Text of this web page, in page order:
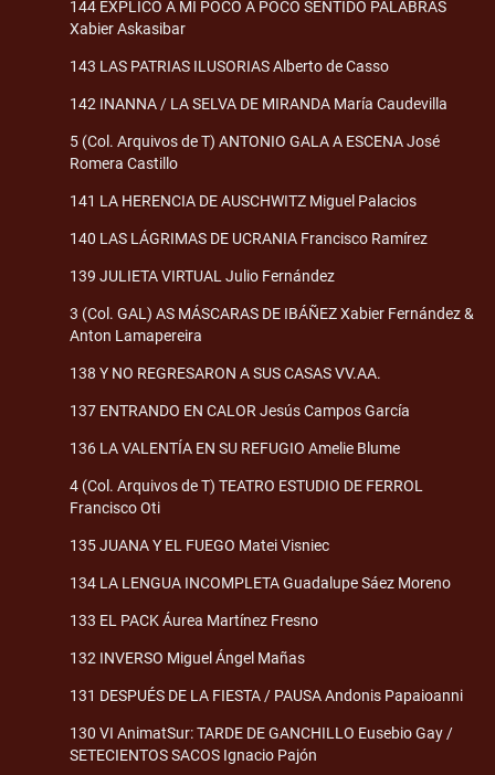
144 EXPLICO A MÍ POCO A POCO SENTIDO PALABRAS
Xabier Askasibar
143 LAS PATRIAS ILUSORIAS Alberto de Casso
142 INANNA / LA SELVA DE MIRANDA María Caudevilla
5 (Col. Arquivos de T) ANTONIO GALA A ESCENA José
Romera Castillo
141 LA HERENCIA DE AUSCHWITZ Miguel Palacios
140 LAS LÁGRIMAS DE UCRANIA Francisco Ramírez
139 JULIETA VIRTUAL Julio Fernández
3 (Col. GAL) AS MÁSCARAS DE IBÁÑEZ Xabier Fernández &
Anton Lamapereira
138 Y NO REGRESARON A SUS CASAS VV.AA.
137 ENTRANDO EN CALOR Jesús Campos García
136 LA VALENTÍA EN SU REFUGIO Amelie Blume
4 (Col. Arquivos de T) TEATRO ESTUDIO DE FERROL
Francisco Oti
135 JUANA Y EL FUEGO Matei Visniec
134 LA LENGUA INCOMPLETA Guadalupe Sáez Moreno
133 EL PACK Áurea Martínez Fresno
132 INVERSO Miguel Ángel Mañas
131 DESPUÉS DE LA FIESTA / PAUSA Andonis Papaioanni
130 VI AnimatSur: TARDE DE GANCHILLO Eusebio Gay /
SETECIENTOS SACOS Ignacio Pajón